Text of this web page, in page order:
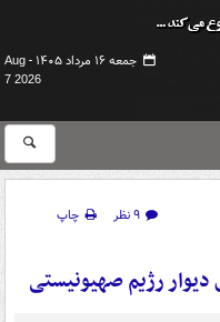
جمعه ۱۶ مرداد ۱۴۰۵ -
Aug
7 2026
۹ نظر
چاپ
رژیم صهیونیستی